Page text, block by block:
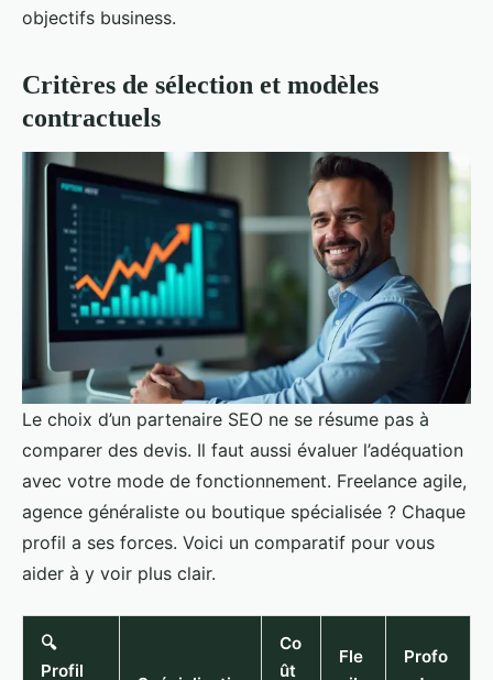
objectifs business.
Critères de sélection et modèles
contractuels
Le choix d’un partenaire SEO ne se résume pas à
comparer des devis. Il faut aussi évaluer l’adéquation
avec votre mode de fonctionnement. Freelance agile,
agence généraliste ou boutique spécialisée ? Chaque
profil a ses forces. Voici un comparatif pour vous
aider à y voir plus clair.
🔍
Profil
Co
ût
Fle
Profo